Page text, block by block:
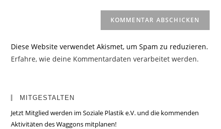
Diese Website verwendet Akismet, um Spam zu reduzieren.
Erfahre, wie deine Kommentardaten verarbeitet werden.
MITGESTALTEN
Jetzt Mitglied werden im Soziale Plastik e.V. und die kommenden
Aktivitäten des Waggons mitplanen!